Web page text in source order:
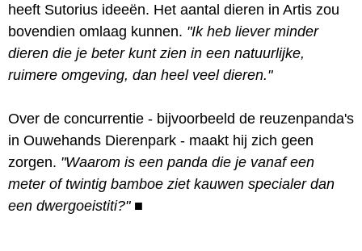
heeft Sutorius ideeën. Het aantal dieren in Artis zou
bovendien omlaag kunnen. "Ik heb liever minder
dieren die je beter kunt zien in een natuurlijke,
ruimere omgeving, dan heel veel dieren."
Over de concurrentie - bijvoorbeeld de reuzenpanda's
in Ouwehands Dierenpark - maakt hij zich geen
zorgen. "Waarom is een panda die je vanaf een
meter of twintig bamboe ziet kauwen specialer dan
een dwergoeistiti?" ■